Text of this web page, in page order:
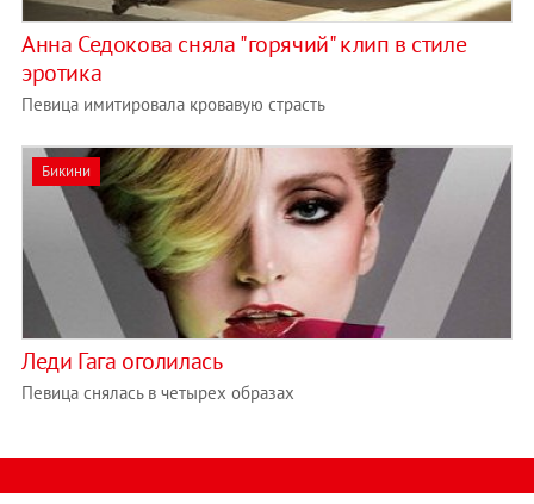
Анна Седокова сняла "горячий" клип в стиле
эротика
Певица имитировала кровавую страсть
Бикини
Леди Гага оголилась
Певица снялась в четырех образах